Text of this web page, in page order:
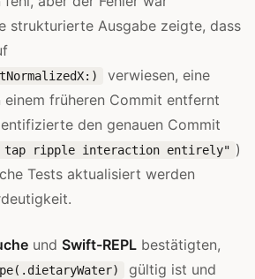
strukturierte Ausgabe zeigte, dass
verwiesen, eine
früheren Commit entfernt
den genauen Commit
tap ripple interaction entirely" )
Tests aktualisiert werden
und Swift-REPL bestätigten,
gültig ist und